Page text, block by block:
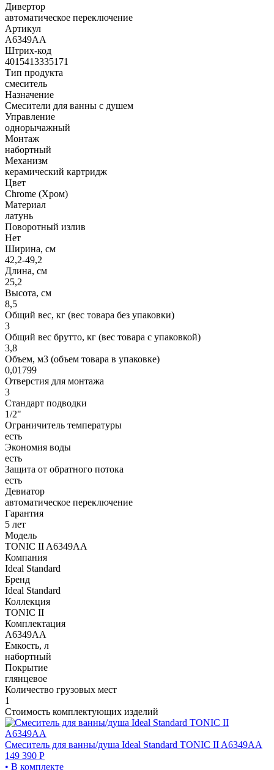
Дивертор
автоматическое переключение
Артикул
A6349AA
Штрих-код
4015413335171
Тип продукта
смеситель
Назначение
Смесители для ванны с душем
Управление
однорычажный
Монтаж
набортный
Механизм
керамический картридж
Цвет
Chrome (Хром)
Материал
латунь
Поворотный излив
Нет
Ширина, см
42,2-49,2
Длина, см
25,2
Высота, см
8,5
Общий вес, кг (вес товара без упаковки)
3
Общий вес брутто, кг (вес товара с упаковкой)
3,8
Объем, м3 (объем товара в упаковке)
0,01799
Отверстия для монтажа
3
Стандарт подводки
1/2"
Ограничитель температуры
есть
Экономия воды
есть
Защита от обратного потока
есть
Девиатор
автоматическое переключение
Гарантия
5 лет
Модель
TONIC II A6349AA
Компания
Ideal Standard
Бренд
Ideal Standard
Коллекция
TONIC II
Комплектация
A6349AA
Емкость, л
набортный
Покрытие
глянцевое
Количество грузовых мест
1
Стоимость комплектующих изделий
Смеситель для ванны/душа Ideal Standard TONIC II A6349AA
149 390 Р
• В комплекте